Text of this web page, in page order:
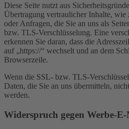
Diese Seite nutzt aus
Übertragung vertraulicher Inhalte, wie
oder Anfragen, die Sie an uns als
bzw. TLS-Verschlüsselung. Eine
erkennen Sie daran, dass die
auf „https://“ wechselt und an dem
Browserzeile.
Wenn die SSL- bzw. TLS-
Daten, die Sie an uns übermitteln,
werden.
Widerspruch gegen Werbe-